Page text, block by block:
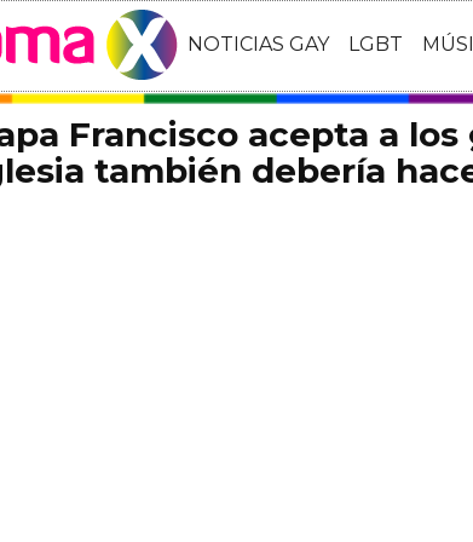
NOTICIAS GAY LGBT
Francisco acepta a
también debería